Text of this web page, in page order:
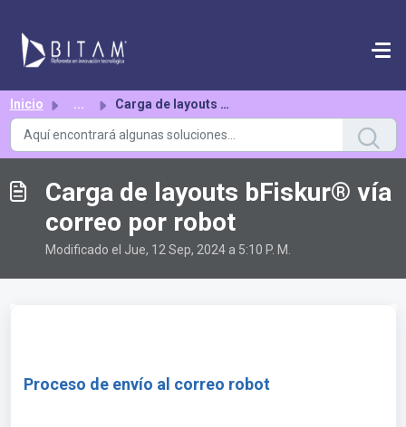
Inicio ... Carga de layouts bFiskur®︎ vía correo por robot
Carga de layouts bFiskur®︎ vía
correo por robot
Modificado el Jue, 12 Sep, 2024 a 5:10 P. M.
Proceso de envío al correo robot